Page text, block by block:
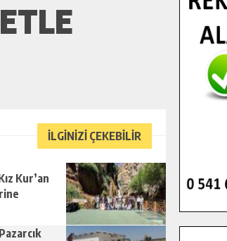
İLGİNİZİ ÇEKEBİLİR
Kur’an